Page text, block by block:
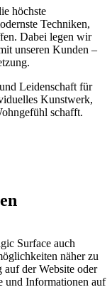
höchste
Techniken,
Dabei legen wir
unseren Kunden –
Leidenschaft für
Kunstwerk,
schafft.
Surface auch
näher zu
auf der Website oder
und Informationen auf